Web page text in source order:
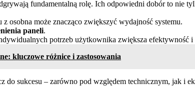
fundamentalną rolę. Ich odpowiedni dobór to nie
z osobna może znacząco zwiększyć wydajność systemu.
paneli.
potrzeb użytkownika zwiększa efektywność i
kluczowe różnice i zastosowania
do sukcesu – zarówno pod względem technicznym, jak i